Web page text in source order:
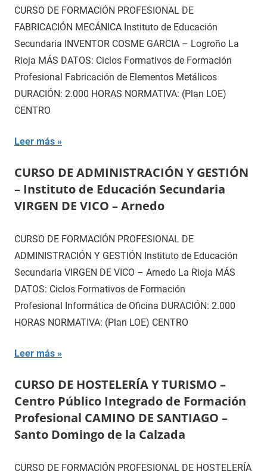
CURSO DE FORMACIÓN PROFESIONAL DE
FABRICACIÓN MECÁNICA Instituto de Educación
Secundaria INVENTOR COSME GARCIA – Logroño La
Rioja MÁS DATOS: Ciclos Formativos de Formación
Profesional Fabricación de Elementos Metálicos
DURACIÓN: 2.000 HORAS NORMATIVA: (Plan LOE)
CENTRO
Leer más
CURSO DE ADMINISTRACIÓN Y GESTIÓN
– Instituto de Educación Secundaria
VIRGEN DE VICO – Arnedo
CURSO DE FORMACIÓN PROFESIONAL DE
ADMINISTRACIÓN Y GESTIÓN Instituto de Educación
Secundaria VIRGEN DE VICO – Arnedo La Rioja MÁS
DATOS: Ciclos Formativos de Formación
Profesional Informática de Oficina DURACIÓN: 2.000
HORAS NORMATIVA: (Plan LOE) CENTRO
Leer más
CURSO DE HOSTELERÍA Y TURISMO –
Centro Público Integrado de Formación
Profesional CAMINO DE SANTIAGO –
Santo Domingo de la Calzada
CURSO DE FORMACIÓN PROFESIONAL DE HOSTELERÍA